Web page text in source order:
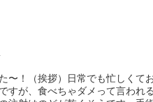
〜！（挨拶）日常でも忙しくて
すが、食べちゃダメって言われ